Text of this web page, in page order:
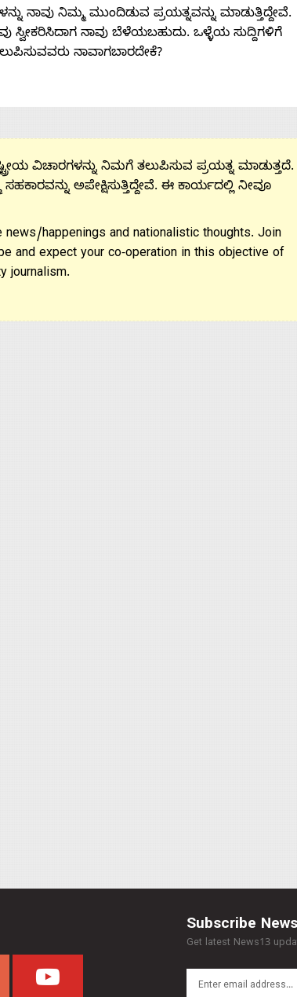
ನಾವು ನಿಮ್ಮ ಮುಂದಿಡುವ ಪ್ರಯತ್ನವನ್ನು ಮಾಡುತ್ತಿದ್ದೇವೆ.
ಸ್ವೀಕರಿಸಿದಾಗ ನಾವು ಬೆಳೆಯಬಹುದು. ಒಳ್ಳೆಯ ಸುದ್ದಿಗಳಿಗೆ
ನಾವಾಗಬಾರದೇಕೆ?
ವಿಚಾರಗಳನ್ನು ನಿಮಗೆ ತಲುಪಿಸುವ ಪ್ರಯತ್ನ ಮಾಡುತ್ತದೆ.
ಅಪೇಕ್ಷಿಸುತ್ತಿದ್ದೇವೆ. ಈ ಕಾರ್ಯದಲ್ಲಿ ನೀವೂ
happenings and nationalistic thoughts. Join
and expect your co-operation in this objective of
journalism.
Subscribe
Get latest News13